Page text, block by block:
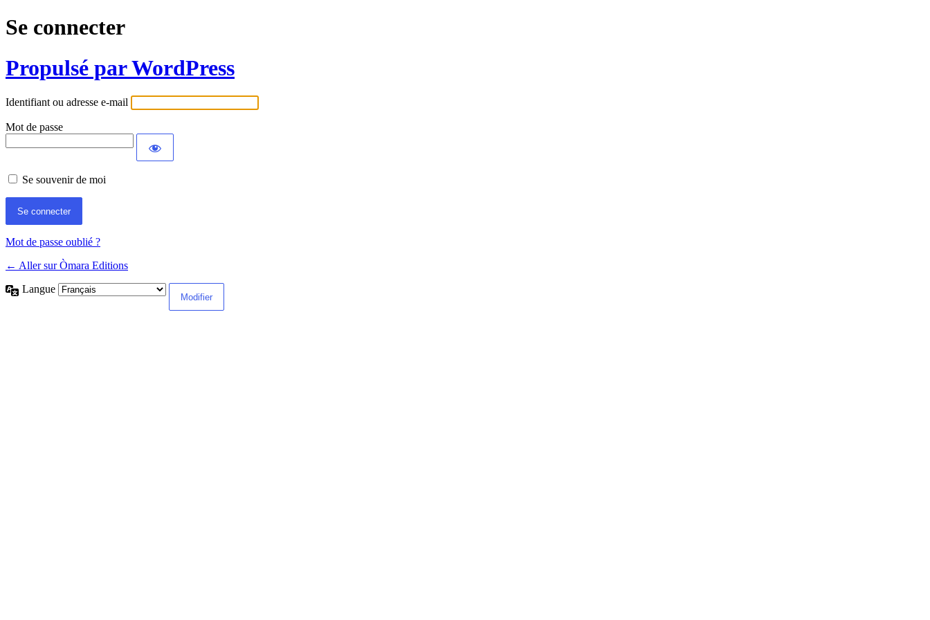
Se connecter
Propulsé par WordPress
Identifiant ou adresse e-mail
Mot de passe
Se souvenir de moi
Mot de passe oublié ?
← Aller sur Òmara Editions
Langue